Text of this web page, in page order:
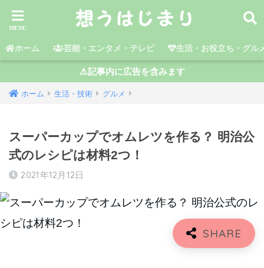
ホーム 芸能・エンタメ・テレビ 生活・お役立ち・グル
⚠️記事内に広告を含みます
ホーム 生活・技術 グルメ
スーパーカップでオムレツを作る？ 明治公
式のレシピは材料2つ！
2021年12月12日